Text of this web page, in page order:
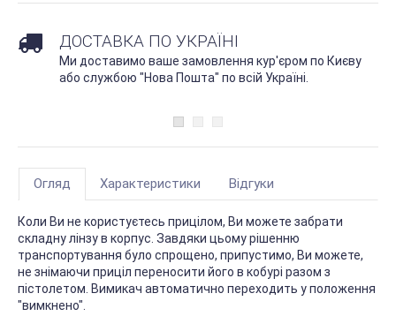
ДОСТАВКА ПО УКРАЇНІ
Ми доставимо ваше замовлення кур'єром по Києву
або службою "Нова Пошта" по всій Україні.
Огляд Характеристики Відгуки
Коли Ви не користуєтесь прицілом, Ви можете забрати
складну лінзу в корпус. Завдяки цьому рішенню
транспортування було спрощено, припустимо, Ви можете,
не знімаючи приціл переносити його в кобурі разом з
пістолетом. Вимикач автоматично переходить у положення
"вимкнено".